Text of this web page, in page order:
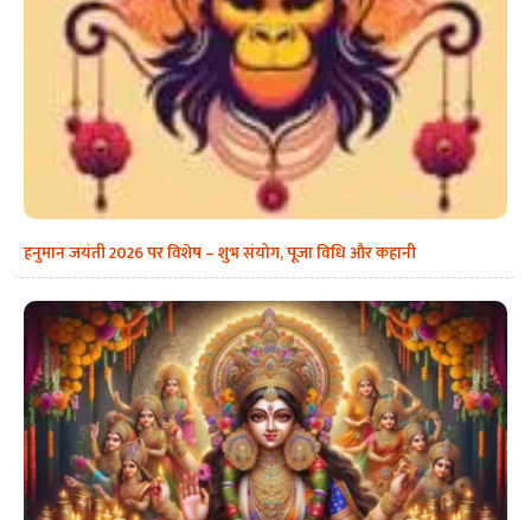
हनुमान जयंती 2026 पर विशेष – शुभ संयोग, पूजा विधि और कहानी